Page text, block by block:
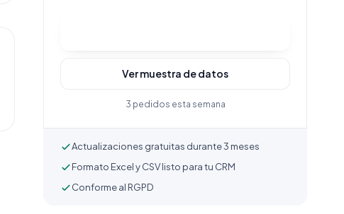
Ver muestra de datos
3 pedidos esta semana
Actualizaciones gratuitas durante 3 meses
Formato Excel y CSV listo para tu CRM
Conforme al RGPD